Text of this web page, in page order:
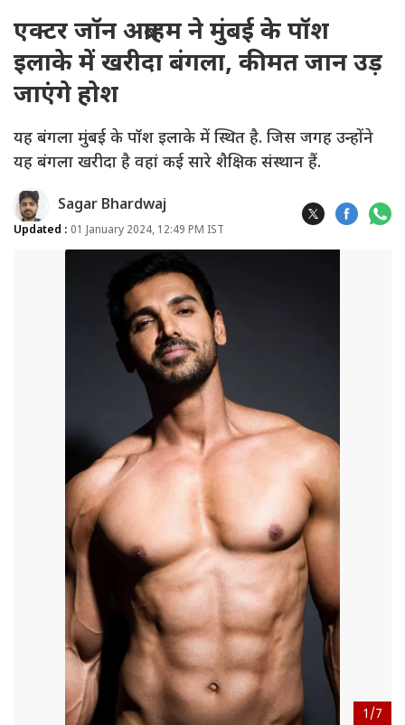
एक्टर जॉन अब्राहम ने मुंबई के पॉश
इलाके में खरीदा बंगला, कीमत जान उड़
जाएंगे होश
यह बंगला मुंबई के पॉश इलाके में स्थित है. जिस जगह उन्होंने
यह बंगला खरीदा है वहां कई सारे शैक्षिक संस्थान हैं.
Sagar Bhardwaj
Updated : 01 January 2024, 12:49 PM IST
1/7